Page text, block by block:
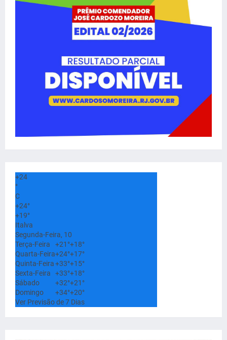
+24
°
C
+24°
+19°
Italva
Segunda-Feira, 10
Terça-Feira
+21°+18°
Quarta-Feira+24°+17°
Quinta-Feira+33°+15°
Sexta-Feira
+33°+18°
Sábado
+32°+21°
Domingo
+34°+20°
Ver Previsão de 7 Dias